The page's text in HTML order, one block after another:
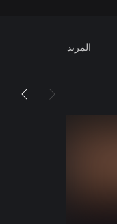
المزيد